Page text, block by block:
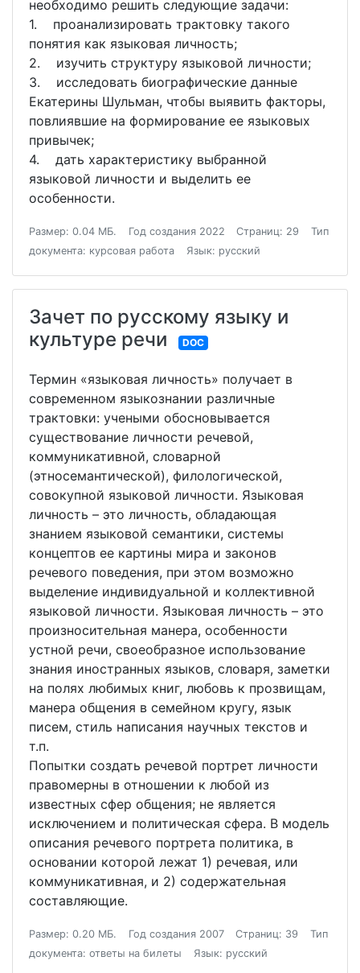
необходимо решить следующие задачи:
1. проанализировать трактовку такого
понятия как языковая личность;
2. изучить структуру языковой личности;
3. исследовать биографические данные
Екатерины Шульман, чтобы выявить факторы,
повлиявшие на формирование ее языковых
привычек;
4. дать характеристику выбранной
языковой личности и выделить ее
особенности.
Размер: 0.04 МБ. Год создания 2022 Страниц: 29
Тип
документа: курсовая работа
Язык: русский
Зачет по русскому языку и
культуре речи
DOC
Термин «языковая личность» получает в
современном языкознании различные
трактовки: учеными обосновывается
существование личности речевой,
коммуникативной, словарной
(этносемантической), филологической,
совокупной языковой личности. Языковая
личность – это личность, обладающая
знанием языковой семантики, системы
концептов ее картины мира и законов
речевого поведения, при этом возможно
выделение индивидуальной и коллективной
языковой личности. Языковая личность – это
произносительная манера, особенности
устной речи, своеобразное использование
знания иностранных языков, словаря, заметки
на полях любимых книг, любовь к прозвищам,
манера общения в семейном кругу, язык
писем, стиль написания научных текстов и
т.п.
Попытки создать речевой портрет личности
правомерны в отношении к любой из
известных сфер общения; не является
исключением и политическая сфера. В модель
описания речевого портрета политика, в
основании которой лежат 1) речевая, или
коммуникативная, и 2) содержательная
составляющие.
Размер: 0.20 МБ. Год создания 2007 Страниц: 39
Тип
документа: ответы на билеты
Язык: русский